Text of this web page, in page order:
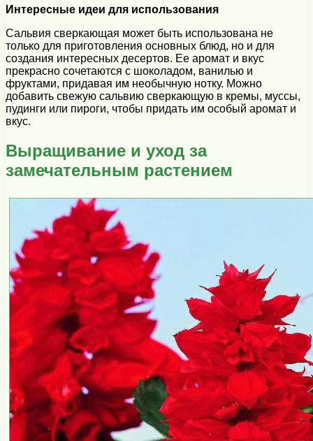
Интересные идеи для использования
Сальвия сверкающая может быть использована не
только для приготовления основных блюд, но и для
создания интересных десертов. Ее аромат и вкус
прекрасно сочетаются с шоколадом, ванилью и
фруктами, придавая им необычную нотку. Можно
добавить свежую сальвию сверкающую в кремы, муссы,
пудинги или пироги, чтобы придать им особый аромат и
вкус.
Выращивание и уход за
замечательным растением